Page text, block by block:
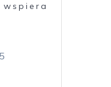
wspiera